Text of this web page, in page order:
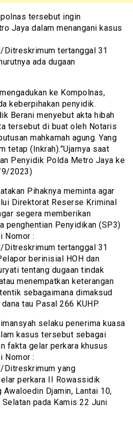
tersebut ingin
Jaya dalam menangani kasus
tertanggal 31
ada dugaan
ke Kompolnas,
keberpihakan penyidik.
Berani menyebut akta hibah
tersebut di buat oleh Notaris
mahkamah agung. Yang
tetap (Inkrah).”Ujarnya saat
Penyidik Polda Metro Jaya ke
9/2023)
Pihaknya meminta agar
Direktorat Reserse Kriminal
segera memberikan
penghentian Penyidikan (SP3)
Nomor :
tertanggal 31
berinisial HOH dan
tentang dugaan tindak
menempatkan keterangan
sebagaimana dimaksud
tau Pasal 266 KUHP.
selaku penerima kuasa
kasus tersebut sebagai
fakta gelar perkara khusus
Nomor :
yang
perkara II Rowassidik
Djamin, Lantai 10,
pada Kamis 22 Juni